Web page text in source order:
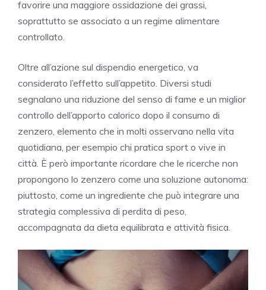
favorire una maggiore ossidazione dei grassi,
soprattutto se associato a un regime alimentare
controllato.
Oltre all’azione sul dispendio energetico, va
considerato l’effetto sull’appetito. Diversi studi
segnalano una riduzione del senso di fame e un miglior
controllo dell’apporto calorico dopo il consumo di
zenzero, elemento che in molti osservano nella vita
quotidiana, per esempio chi pratica sport o vive in
città. È però importante ricordare che le ricerche non
propongono lo zenzero come una soluzione autonoma:
piuttosto, come un ingrediente che può integrare una
strategia complessiva di perdita di peso,
accompagnata da dieta equilibrata e attività fisica.